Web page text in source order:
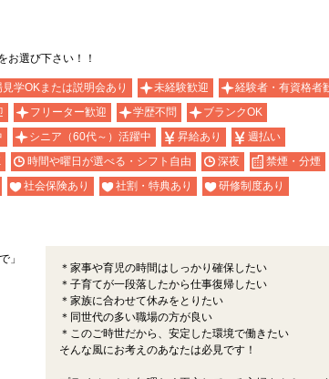
お選び下さい！！
見学OKまたは説明会あり 未経験歓迎
経験者・有資格者
フリーター歓迎 学歴不問
ブランクOK
シニア（60代～）活躍中 昇給あり
週払い
時間や曜日が選べる・シフト自由 深夜
禁煙・分煙
社会保険あり 社割・特典あり
研修制度あり
」
＊家事や育児の時間はしっかり確保したい
＊子育てが一段落したから仕事復帰したい
＊家族に合わせて休みをとりたい
＊同世代の多い職場の方が良い
＊このご時世だから、安定した環境で働きたい
そんな風にお考えのあなたは必見です！